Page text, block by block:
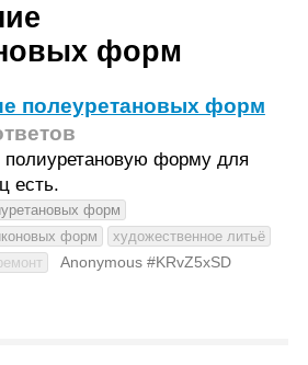
форм
полеуретановых форм
полиуретановую форму для
есть.
форм
форм
художественное литьё
Anonymous #KRvZ5xSD